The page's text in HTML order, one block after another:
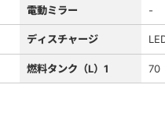
電動ミラー -
ディスチャージ
燃料タンク（L）1 70